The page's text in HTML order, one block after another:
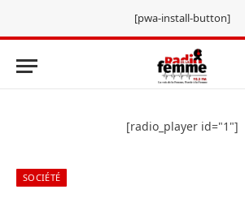
[pwa-install-button]
[radio_player id="1"]
SOCIÉTÉ